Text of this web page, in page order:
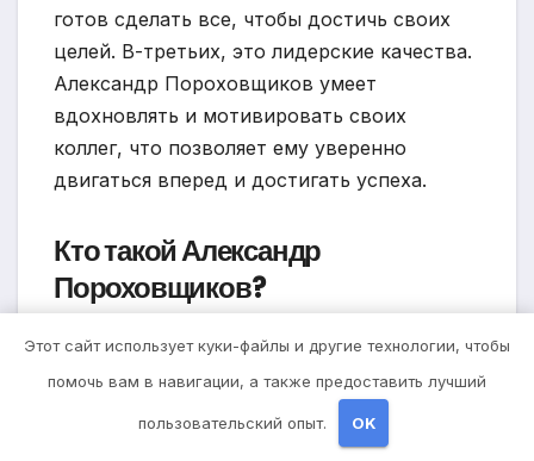
готов сделать все, чтобы достичь своих
целей. В-третьих, это лидерские качества.
Александр Пороховщиков умеет
вдохновлять и мотивировать своих
коллег, что позволяет ему уверенно
двигаться вперед и достигать успеха.
Кто такой Александр
Пороховщиков?
Александр Пороховщиков — российский
программист, известный своими
достижениями в области информационной
безопасности. Он является экспертом по
Этот сайт использует куки-файлы и другие технологии, чтобы
помочь вам в навигации, а также предоставить лучший
пользовательский опыт. OK